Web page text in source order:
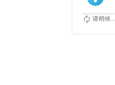
请稍候...